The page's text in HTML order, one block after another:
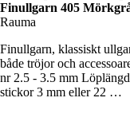
Finullgarn 405
Rauma
Finullgarn, klassiskt
både tröjor och
nr 2.5 - 3.5 mm
stickor 3 mm eller 22 …